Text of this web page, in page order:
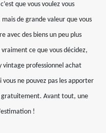
que vous voulez vous
de grande valeur que vous
avec des biens un peu plus
vraiment ce que vous décidez,
professionnel achat
vous ne pouvez pas les apporter
gratuitement. Avant tout, une
!